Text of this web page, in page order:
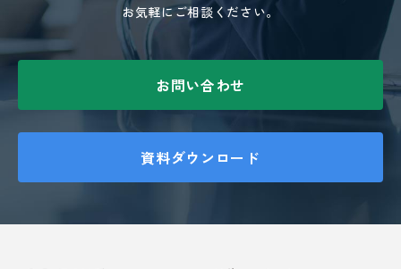
お気軽にご相談ください。
お問い合わせ
資料ダウンロード